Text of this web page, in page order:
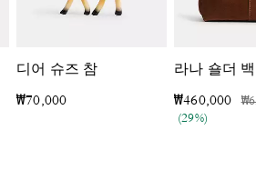
디어 슈즈 참
₩70,000
라나 숄더
₩460,000 가
(29%)